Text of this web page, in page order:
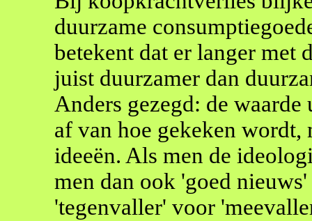
duurzame
betekent dat er langer met
juist duurzamer dan
Anders gezegd: de
af van hoe gekeken
ideeën. Als men de
men dan ook 'goed
'tegenvaller' voor